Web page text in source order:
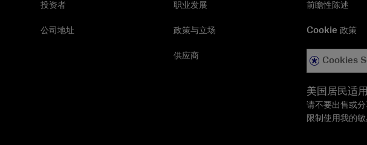
投资者
公司地址
职业发展
政策与立场
供应商
前瞻性陈述
Cookie 政策
Cookies
美国居民适
请不要出售或
限制使用我的